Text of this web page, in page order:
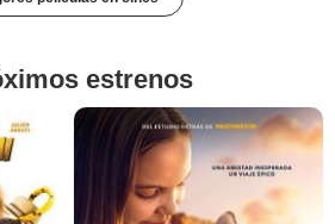
estrenos